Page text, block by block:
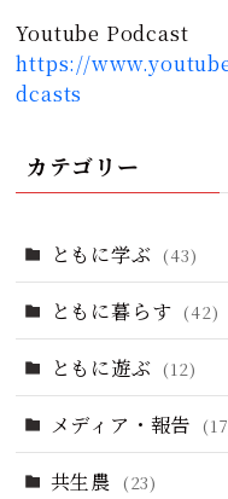
Youtube Podcast
https://
dcasts
カテゴリー
ともに学ぶ (43)
ともに暮らす (42)
ともに遊ぶ (12)
メディア・報告
共生農 (23)